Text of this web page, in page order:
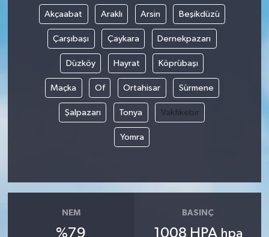
Akçaabat Araklı Arsin Beşikdüzü
Çarşıbaşı Çaykara Dernekpazarı
Düzköy Hayrat Köprübaşı
Maçka Of Ortahisar Sürmene
Şalpazarı Tonya Vakfıkebir
Yomra
NEM
%79
BASINÇ
1008 HPA hpa